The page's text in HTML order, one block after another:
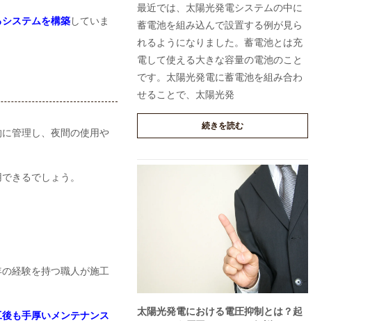
ステムを構築していま
管理し、夜間の使用や
きるでしょう。
経験を持つ職人が施工
後も手厚いメンテナンス
最近では、太陽光発電システムの中に
蓄電池を組み込んで設置する例が見ら
れるようになりました。蓄電池とは充
電して使える大きな容量の電池のこと
です。太陽光発電に蓄電池を組み合わ
せることで、太陽光発
続きを読む
太陽光発電における電圧抑制とは？起